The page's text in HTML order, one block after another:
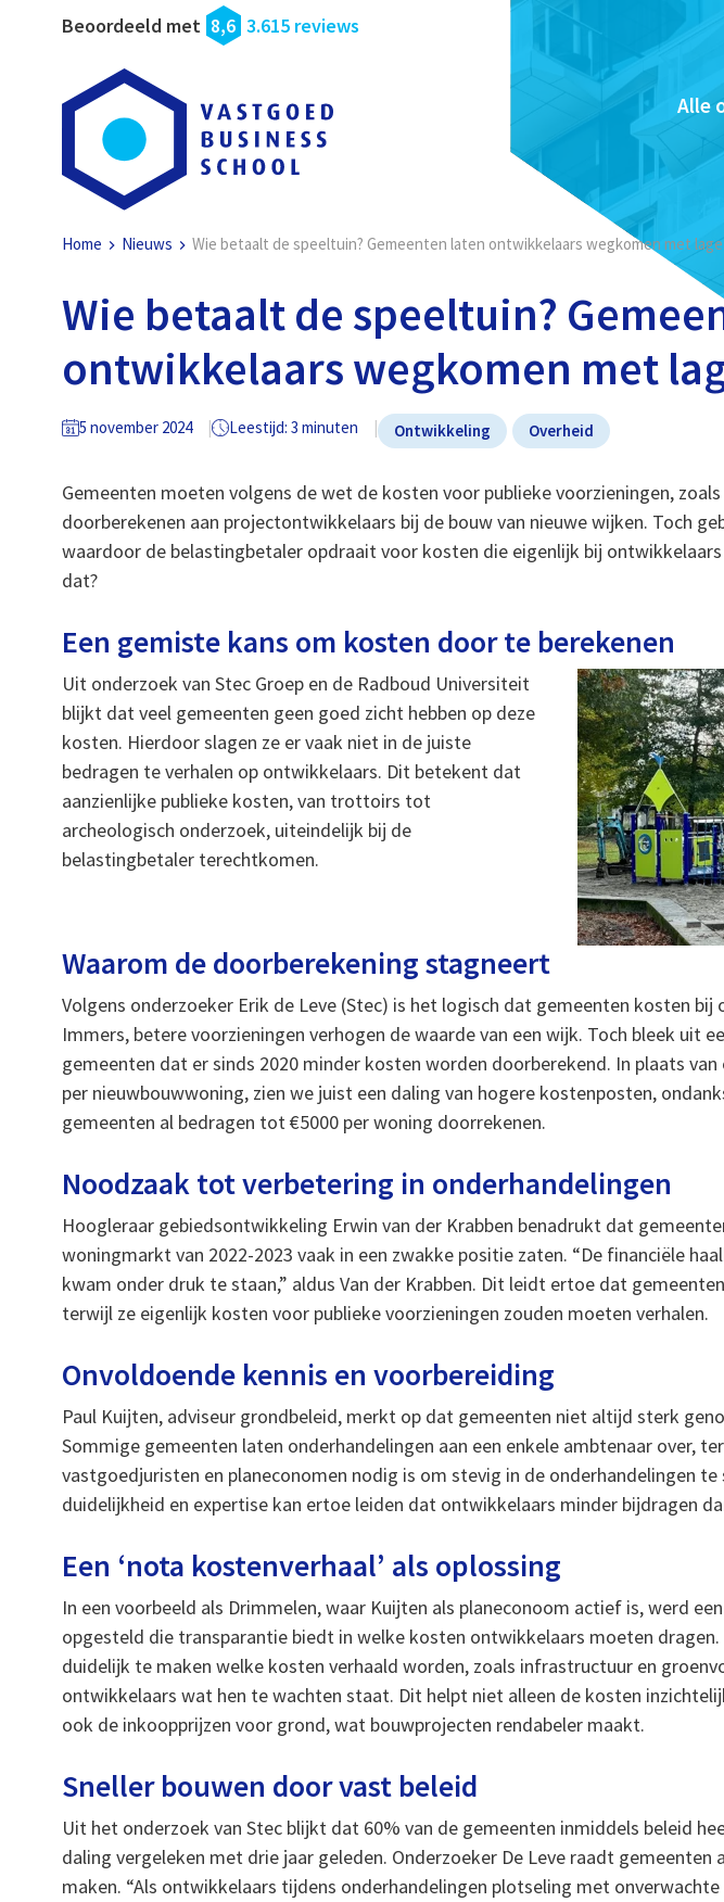
Beoordeeld met 8,6 3.615 reviews
Alle
Home Nieuws Wie betaalt de speeltuin? Gemeenten laten ontwikkelaars wegkomen met
Wie betaalt de speeltuin?
ontwikkelaars wegkomen met
5 november 2024 Leestijd: 3 minuten Ontwikkeling Overheid
Gemeenten moeten volgens de wet de kosten voor publieke voorzieningen,
doorberekenen aan projectontwikkelaars bij de bouw van nieuwe wijken. Toch
waardoor de belastingbetaler opdraait voor kosten die eigenlijk bij
dat?
Een gemiste kans om kosten door te berekenen
Uit onderzoek van Stec Groep en de Radboud Universiteit
blijkt dat veel gemeenten geen goed zicht hebben op deze
kosten. Hierdoor slagen ze er vaak niet in de juiste
bedragen te verhalen op ontwikkelaars. Dit betekent dat
aanzienlijke publieke kosten, van trottoirs tot
archeologisch onderzoek, uiteindelijk bij de
belastingbetaler terechtkomen.
Waarom de doorberekening stagneert
Volgens onderzoeker Erik de Leve (Stec) is het logisch dat gemeenten kosten bij
Immers, betere voorzieningen verhogen de waarde van een wijk. Toch bleek uit
gemeenten dat er sinds 2020 minder kosten worden doorberekend. In plaats
per nieuwbouwwoning, zien we juist een daling van hogere kostenposten,
gemeenten al bedragen tot €5000 per woning doorrekenen.
Noodzaak tot verbetering in onderhandelingen
Hoogleraar gebiedsontwikkeling Erwin van der Krabben benadrukt dat
woningmarkt van 2022-2023 vaak in een zwakke positie zaten. “De financiële
kwam onder druk te staan,” aldus Van der Krabben. Dit leidt ertoe dat
terwijl ze eigenlijk kosten voor publieke voorzieningen zouden moeten verhalen.
Onvoldoende kennis en voorbereiding
Paul Kuijten, adviseur grondbeleid, merkt op dat gemeenten niet altijd sterk
Sommige gemeenten laten onderhandelingen aan een enkele ambtenaar over,
vastgoedjuristen en planeconomen nodig is om stevig in de onderhandelingen te
duidelijkheid en expertise kan ertoe leiden dat ontwikkelaars minder bijdragen
Een ‘nota kostenverhaal’ als oplossing
In een voorbeeld als Drimmelen, waar Kuijten als planeconoom actief is, werd
opgesteld die transparantie biedt in welke kosten ontwikkelaars moeten
duidelijk te maken welke kosten verhaald worden, zoals infrastructuur en
ontwikkelaars wat hen te wachten staat. Dit helpt niet alleen de kosten
ook de inkoopprijzen voor grond, wat bouwprojecten rendabeler maakt.
Sneller bouwen door vast beleid
Uit het onderzoek van Stec blijkt dat 60% van de gemeenten inmiddels beleid
daling vergeleken met drie jaar geleden. Onderzoeker De Leve raadt gemeenten
maken. “Als ontwikkelaars tijdens onderhandelingen plotseling met